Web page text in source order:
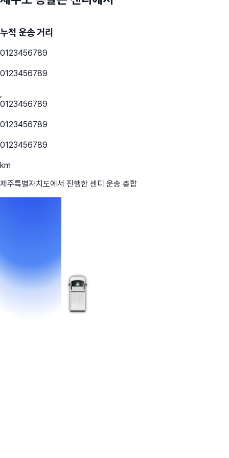
누적 운송 거리
0123456789
0123456789
,
0123456789
0123456789
0123456789
km
제주특별자치도에서 진행한 센디 운송 총합